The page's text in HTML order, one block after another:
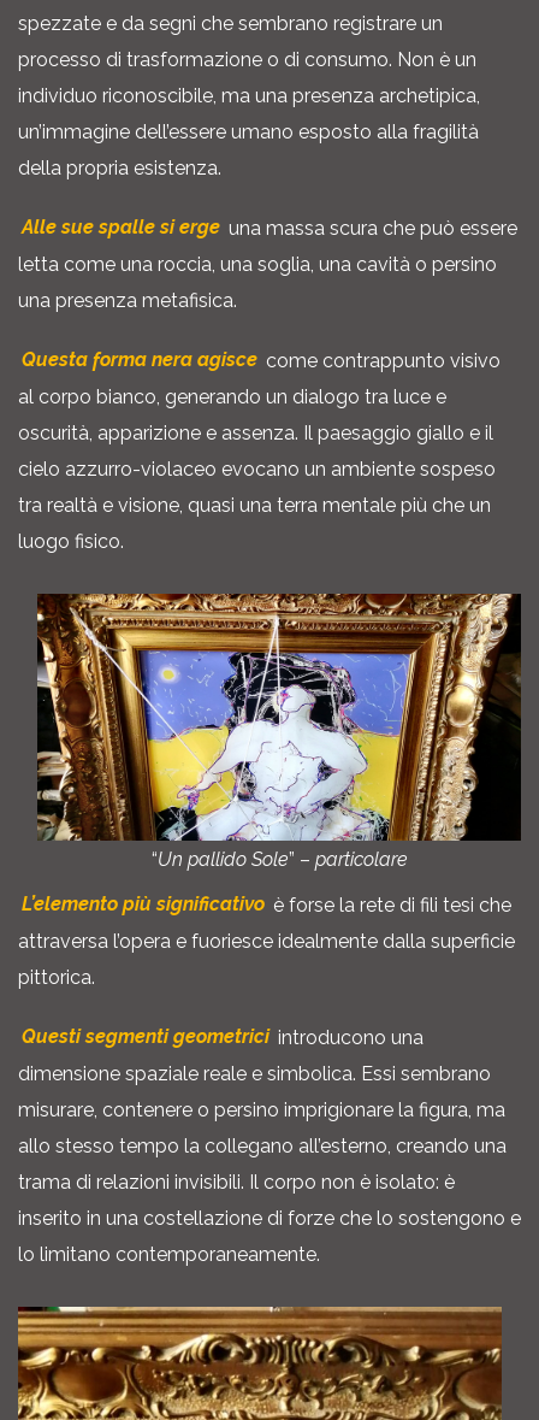
spezzate e da segni che sembrano registrare un
processo di trasformazione o di consumo. Non è un
individuo riconoscibile, ma una presenza archetipica,
un’immagine dell’essere umano esposto alla fragilità
della propria esistenza.
Alle sue spalle si erge una massa scura che può essere
letta come una roccia, una soglia, una cavità o persino
una presenza metafisica.
Questa forma nera agisce come contrappunto visivo
al corpo bianco, generando un dialogo tra luce e
oscurità, apparizione e assenza. Il paesaggio giallo e il
cielo azzurro-violaceo evocano un ambiente sospeso
tra realtà e visione, quasi una terra mentale più che un
luogo fisico.
“Un pallido Sole” – particolare
L’elemento più significativo è forse la rete di fili tesi che
attraversa l’opera e fuoriesce idealmente dalla superficie
pittorica.
Questi segmenti geometrici introducono una
dimensione spaziale reale e simbolica. Essi sembrano
misurare, contenere o persino imprigionare la figura, ma
allo stesso tempo la collegano all’esterno, creando una
trama di relazioni invisibili. Il corpo non è isolato: è
inserito in una costellazione di forze che lo sostengono e
lo limitano contemporaneamente.